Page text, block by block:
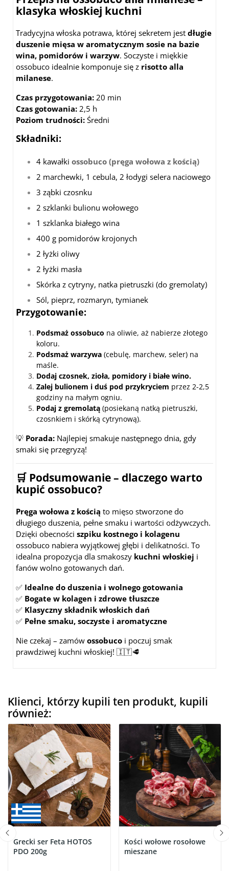
klasyka włoskiej kuchni
Tradycyjna włoska potrawa, której sekretem jest długie
duszenie mięsa w aromatycznym sosie na bazie
wina, pomidorów i warzyw. Soczyste i miękkie
ossobuco idealnie komponuje się z risotto alla
milanese.
Czas przygotowania: 20 min
Czas gotowania: 2,5 h
Poziom trudności: Średni
Składniki:
4 kawałki ossobuco (pręga wołowa z kością)
2 marchewki, 1 cebula, 2 łodygi selera naciowego
3 ząbki czosnku
2 szklanki bulionu wołowego
1 szklanka białego wina
400 g pomidorów krojonych
2 łyżki oliwy
2 łyżki masła
Skórka z cytryny, natka pietruszki (do gremolaty)
Sól, pieprz, rozmaryn, tymianek
Przygotowanie:
Podsmaż ossobuco na oliwie, aż nabierze złotego
koloru.
Podsmaż warzywa (cebulę, marchew, seler) na
maśle.
Dodaj czosnek, zioła, pomidory i białe wino.
Zalej bulionem i duś pod przykryciem przez 2-2,5
godziny na małym ogniu.
Podaj z gremolatą (posiekaną natką pietruszki,
czosnkiem i skórką cytrynową).
💡 Porada: Najlepiej smakuje następnego dnia, gdy
smaki się przegryzą!
🛒 Podsumowanie – dlaczego warto
kupić ossobuco?
Pręga wołowa z kością to mięso stworzone do
długiego duszenia, pełne smaku i wartości odżywczych.
Dzięki obecności szpiku kostnego i kolagenu
ossobuco nabiera wyjątkowej głębi i delikatności. To
idealna propozycja dla smakoszy kuchni włoskiej i
fanów wolno gotowanych dań.
✅ Idealne do duszenia i wolnego gotowania
✅ Bogate w kolagen i zdrowe tłuszcze
✅ Klasyczny składnik włoskich dań
✅ Pełne smaku, soczyste i aromatyczne
Nie czekaj – zamów ossobuco i poczuj smak
prawdziwej kuchni włoskiej! 🇮🇹🥩
Klienci, którzy kupili ten produkt, kupili
również:
Grecki ser Feta HOTOS
PDO 200g
Kości wołowe rosołowe
mieszane